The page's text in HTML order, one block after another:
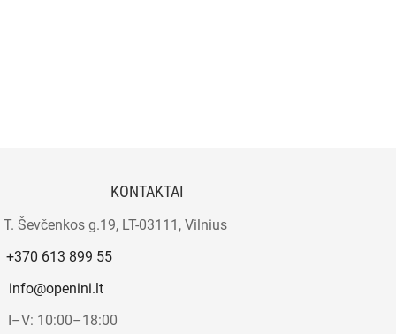
KONTAKTAI
T. Ševčenkos g.19, LT-03111, Vilnius
+370 613 899 55
info@openini.lt
I–V: 10:00–18:00